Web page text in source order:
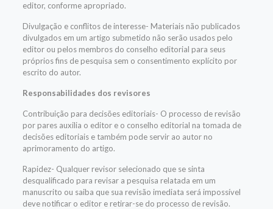
editor, conforme apropriado.
Divulgação e conflitos de interesse- Materiais não publicados
divulgados em um artigo submetido não serão usados ​​pelo
editor ou pelos membros do conselho editorial para seus
próprios fins de pesquisa sem o consentimento explícito por
escrito do autor.
Responsabilidades dos revisores
Contribuição para decisões editoriais- O processo de revisão
por pares auxilia o editor e o conselho editorial na tomada de
decisões editoriais e também pode servir ao autor no
aprimoramento do artigo.
Rapidez- Qualquer revisor selecionado que se sinta
desqualificado para revisar a pesquisa relatada em um
manuscrito ou saiba que sua revisão imediata será impossível
deve notificar o editor e retirar-se do processo de revisão.